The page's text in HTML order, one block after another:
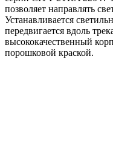
позволяет направлять
Устанавливается
передвигается вдоль
высококачественный
порошковой краской.